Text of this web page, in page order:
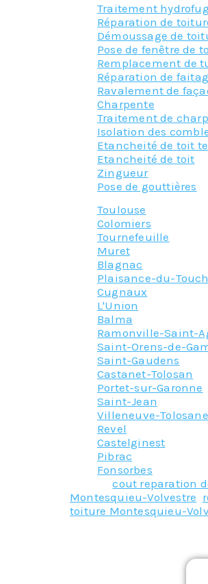
Traitement
Réparation de
Démoussage de
Pose de fenêtre de
Remplacement de
Réparation de
Ravalement de
Charpente
Traitement de
Isolation des
Etancheité de toit
Etancheité de toit
Zingueur
Pose de gouttières
Toulouse
Colomiers
Tournefeuille
Muret
Blagnac
Plaisance-du-Touch
Cugnaux
L'Union
Balma
Ramonville-Saint-
Saint-Orens-de-
Saint-Gaudens
Castanet-Tolosan
Portet-sur-Garonne
Saint-Jean
Villeneuve-Tolosane
Revel
Castelginest
Pibrac
Fonsorbes
Taggedcout reparation
Montesquieu-Volvestre
toiture Montesquieu-